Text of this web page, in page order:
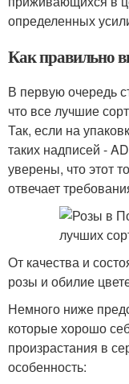
определенных
Как правильно
В первую очередь
что все лучшие
Так, если на
таких надписей -
уверены, что этот
отвечает
От качества и
розы и обилие
Немного ниже
которые хорошо
произрастания в
особенность: